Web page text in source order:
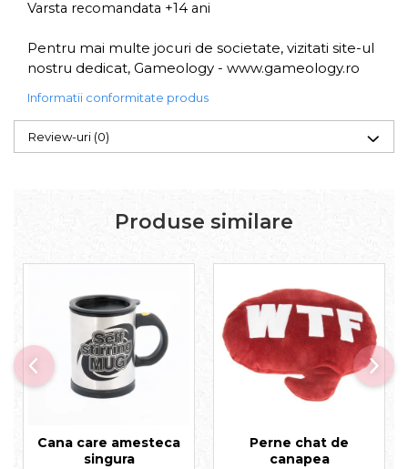
Varsta recomandata +14 ani
Pentru mai multe jocuri de societate, vizitati site-ul
nostru dedicat, Gameology - www.gameology.ro
Informatii conformitate produs
Review-uri (0)
Produse similare
Cana care amesteca
singura
Perne chat de
canapea